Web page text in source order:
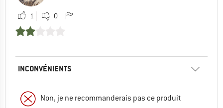
1 0
INCONVÉNIENTS
Non, je ne recommanderais pas ce produit